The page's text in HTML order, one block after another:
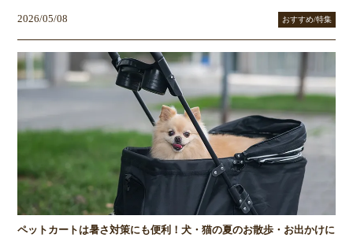
2026/05/08 おすすめ/特集
ペットカートは暑さ対策にも便利！犬・猫の夏のお散歩・お出かけに